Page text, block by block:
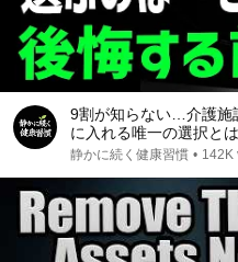
9割が知らない…介護施
に入れる唯一の選択と
静かに続く健康習慣 • 142K